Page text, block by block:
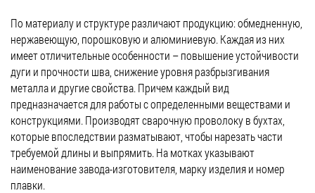
По материалу и структуре различают продукцию: обмедненную,
нержавеющую, порошковую и алюминиевую. Каждая из них
имеет отличительные особенности – повышение устойчивости
дуги и прочности шва, снижение уровня разбрызгивания
металла и другие свойства. Причем каждый вид
предназначается для работы с определенными веществами и
конструкциями. Производят сварочную проволоку в бухтах,
которые впоследствии разматывают, чтобы нарезать части
требуемой длины и выпрямить. На мотках указывают
наименование завода-изготовителя, марку изделия и номер
плавки.